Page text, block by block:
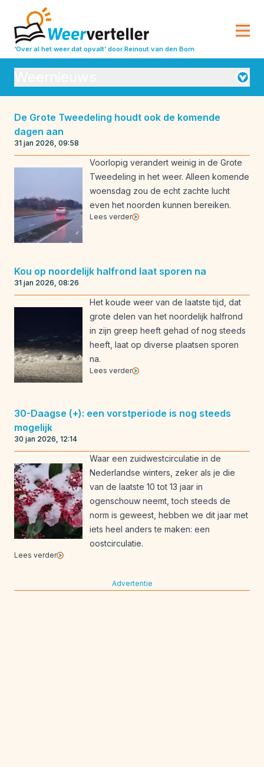
‘Over al het weer dat opvalt’ door Reinout van den Born
Seizoensverwachtingen
Weeranalyse
Weerbeleving
Weeroverzichten
Weerrecords
Weersverwachting
Weeruitleg
Weerverleden
De Grote Tweedeling houdt ook de komende
dagen aan
31 jan 2026, 09:58
Voorlopig verandert weinig in de Grote
Tweedeling in het weer. Alleen komende
woensdag zou de echt zachte lucht
even het noorden kunnen bereiken.
Lees verder
Kou op noordelijk halfrond laat sporen na
31 jan 2026, 08:26
Het koude weer van de laatste tijd, dat
grote delen van het noordelijk halfrond
in zijn greep heeft gehad of nog steeds
heeft, laat op diverse plaatsen sporen
na.
Lees verder
30-Daagse (+): een vorstperiode is nog steeds
mogelijk
30 jan 2026, 12:14
Waar een zuidwestcirculatie in de
Nederlandse winters, zeker als je die
van de laatste 10 tot 13 jaar in
ogenschouw neemt, toch steeds de
norm is geweest, hebben we dit jaar met
iets heel anders te maken: een
oostcirculatie.
Lees verder
Advertentie